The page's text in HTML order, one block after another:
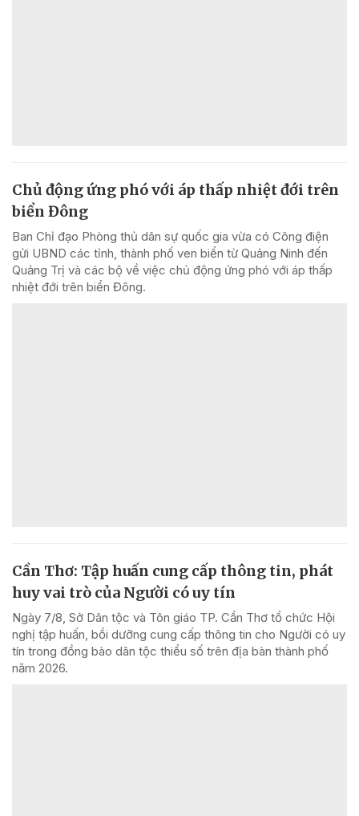
Chủ động ứng phó với áp thấp nhiệt đới trên
biển Đông
Ban Chỉ đạo Phòng thủ dân sự quốc gia vừa có Công điện
gửi UBND các tỉnh, thành phố ven biển từ Quảng Ninh đến
Quảng Trị và các bộ về việc chủ động ứng phó với áp thấp
nhiệt đới trên biển Đông.
Cần Thơ: Tập huấn cung cấp thông tin, phát
huy vai trò của Người có uy tín
Ngày 7/8, Sở Dân tộc và Tôn giáo TP. Cần Thơ tổ chức Hội
nghị tập huấn, bồi dưỡng cung cấp thông tin cho Người có uy
tín trong đồng bào dân tộc thiểu số trên địa bàn thành phố
năm 2026.